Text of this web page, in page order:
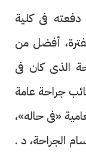
فى كلية
أفضل من
الذى كان فى
جراحة عامة
«فى حاله»،
الجراحة، د .